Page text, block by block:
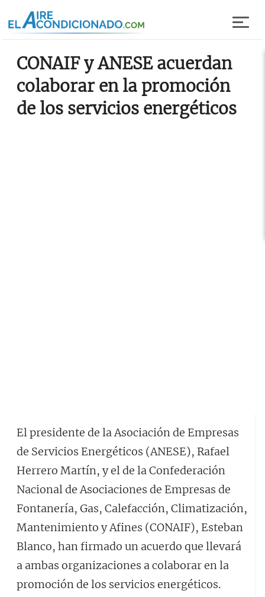
CONAIF y ANESE acuerdan
colaborar en la promoción
de los servicios energéticos
El presidente de la Asociación de Empresas
de Servicios Energéticos (ANESE), Rafael
Herrero Martín, y el de la Confederación
Nacional de Asociaciones de Empresas de
Fontanería, Gas, Calefacción, Climatización,
Mantenimiento y Afines (CONAIF), Esteban
Blanco, han firmado un acuerdo que llevará
a ambas organizaciones a colaborar en la
promoción de los servicios energéticos.